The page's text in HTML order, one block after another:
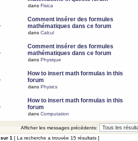
dans Fisica
Comment insérer des formules
mathématiques dans ce forum
dans Calcul
Comment insérer des formules
mathématiques dans ce forum
dans Physique
How to insert math formulas in this
forum
dans Physics
How to insert math formulas in this
forum
dans Computation
Afficher les messages précédents:
sur 1 [ La recherche a trouvée 15 résultats ]